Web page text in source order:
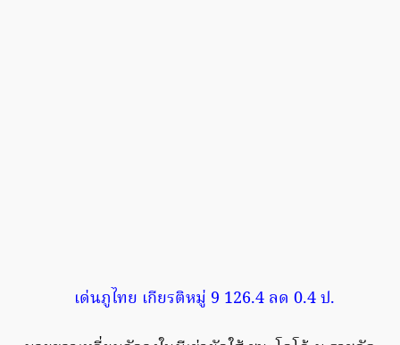
เด่นภูไทย เกียรติหมู่ 9 126.4 ลด 0.4 ป.